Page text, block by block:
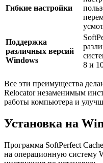
Гибкие настройки
Поддержка
различных версий
Windows
8 и
Все эти преимущества
Relocator незаменимым
работы компьютера и
Установка на
Программа SoftPerfect
на операционную систему